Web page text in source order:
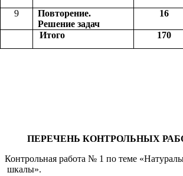
9
Повторение.
Решение задач
16
Итого
170
ПЕРЕЧЕНЬ КОНТРОЛЬНЫХ
Контрольная работа № 1 по теме
шкалы».